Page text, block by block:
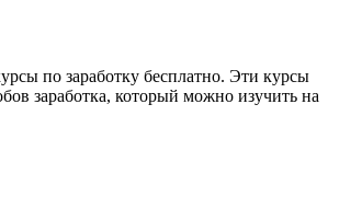
по заработку бесплатно. Эти курсы
заработка, который можно изучить на